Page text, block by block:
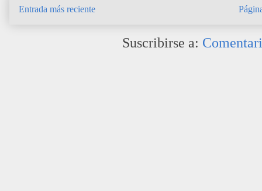
Entrada más reciente
Suscribirse a: